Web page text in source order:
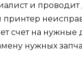
и проводит
счет на нужные
нужных